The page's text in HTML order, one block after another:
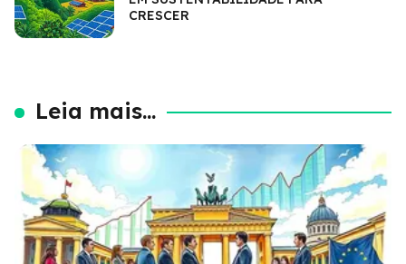
CRESCER
Leia mais...